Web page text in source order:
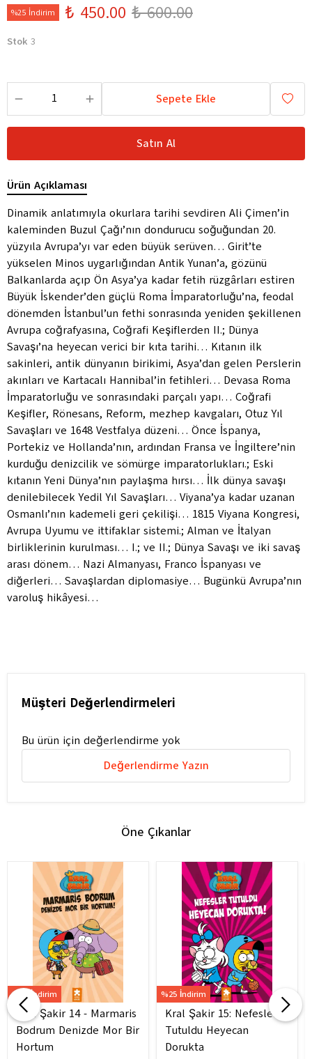
%25 İndirim ₺ 450.00 ₺ 600.00
Stok 3
Sepete Ekle
Satın Al
Ürün Açıklaması
Dinamik anlatımıyla okurlara tarihi sevdiren Ali Çimen’in
kaleminden Buzul Çağı’nın dondurucu soğuğundan 20.
yüzyıla Avrupa’yı var eden büyük serüven… Girit’te
yükselen Minos uygarlığından Antik Yunan’a, gözünü
Balkanlarda açıp Ön Asya’ya kadar fetih rüzgârları estiren
Büyük İskender’den güçlü Roma İmparatorluğu’na, feodal
dönemden İstanbul’un fethi sonrasında yeniden şekillenen
Avrupa coğrafyasına, Coğrafi Keşiflerden II.; Dünya
Savaşı’na heyecan verici bir kıta tarihi… Kıtanın ilk
sakinleri, antik dünyanın birikimi, Asya’dan gelen Perslerin
akınları ve Kartacalı Hannibal’in fetihleri… Devasa Roma
İmparatorluğu ve sonrasındaki parçalı yapı… Coğrafi
Keşifler, Rönesans, Reform, mezhep kavgaları, Otuz Yıl
Savaşları ve 1648 Vestfalya düzeni… Önce İspanya,
Portekiz ve Hollanda’nın, ardından Fransa ve İngiltere’nin
kurduğu denizcilik ve sömürge imparatorlukları.; Eski
kıtanın Yeni Dünya’nın paylaşma hırsı… İlk dünya savaşı
denilebilecek Yedil Yıl Savaşları… Viyana’ya kadar uzanan
Osmanlı’nın kademeli geri çekilişi… 1815 Viyana Kongresi,
Avrupa Uyumu ve ittifaklar sistemi.; Alman ve İtalyan
birliklerinin kurulması… I.; ve II.; Dünya Savaşı ve iki savaş
arası dönem… Nazi Almanyası, Franco İspanyası ve
diğerleri… Savaşlardan diplomasiye… Bugünkü Avrupa’nın
varoluş hikâyesi…
Müşteri Değerlendirmeleri
Bu ürün için değerlendirme yok
Değerlendirme Yazın
Öne Çıkanlar
%25 İndirim
Kral Şakir 14 - Marmaris
Bodrum Denizde Mor Bir
Hortum
%25 İndirim
Kral Şakir 15: Nefesler
Tutuldu Heyecan
Dorukta